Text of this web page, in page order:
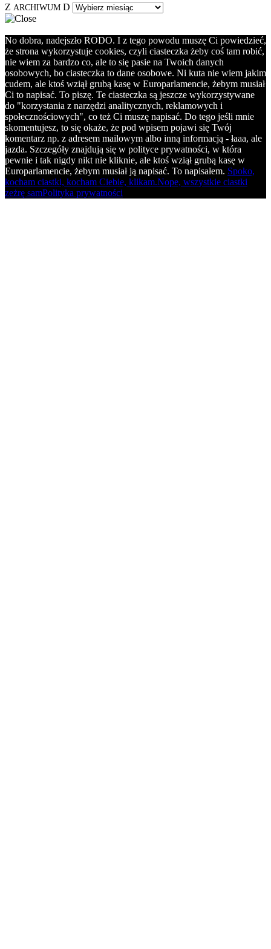
Z ARCHIWUM D
No dobra, nadejszło RODO. I z tego powodu muszę Ci powiedzieć,
że strona wykorzystuje cookies, czyli ciasteczka żeby coś tam robić,
nie wiem za bardzo co, ale to się pasie na Twoich danych
osobowych, bo ciasteczka to dane osobowe. Ni kuta nie wiem jakim
cudem, ale ktoś wziął grubą kasę w Europarlamencie, żebym musiał
Ci to napisać. To piszę. Te ciasteczka są jeszcze wykorzystywane
do "korzystania z narzędzi analitycznych, reklamowych i
społecznościowych", co też Ci muszę napisać. Do tego jeśli mnie
skomentujesz, to się okaże, że pod wpisem pojawi się Twój
komentarz np. z adresem mailowym albo inną informacją - łaaa, ale
jazda. Szczegóły znajdują się w polityce prywatności, w która
pewnie i tak nigdy nikt nie kliknie, ale ktoś wziął grubą kasę w
Europarlamencie, żebym musiał ją napisać. To napisałem. Spoko,
kocham ciastki, kocham Ciebie, klikam.Nope, wszystkie ciastki
zeżrę samPolityka prywatności